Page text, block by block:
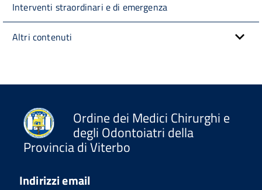
Interventi straordinari e di emergenza
Altri contenuti
Ordine dei Medici Chirurghi e
degli Odontoiatri della
Provincia di Viterbo
Indirizzi email